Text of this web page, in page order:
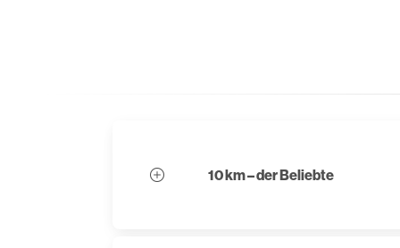
10 km – der Beliebte